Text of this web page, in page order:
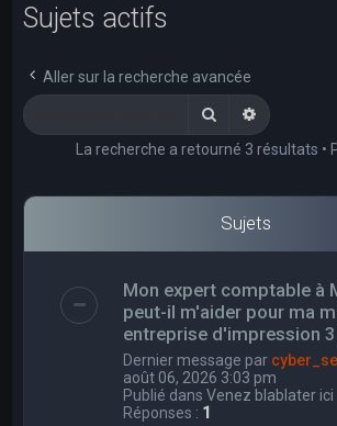
Sujets actifs
Aller sur la recherche avancée
RechercherRecherche
La recherche a retourné 3 résultats •
Sujets
Mon expert comptable à
peut-il m'aider pour ma
entreprise d'impression
Dernier message par
août 06, 2026 3:03 pm
Publié dansVenez blablater ici
Réponses : 1